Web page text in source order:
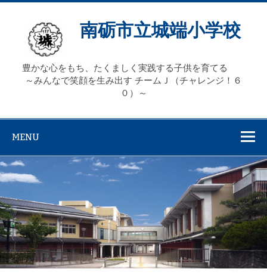
Skip
南砺市立城端小学校
豊かな心をもち、たくましく実践する子供を育てる
～みんなで笑顔を生み出す チームＪ（チャレンジ！６
０）～
MENU